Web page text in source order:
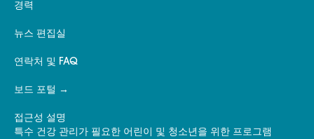
경력
뉴스 편집실
연락처 및 FAQ
보드 포털
접근성 설명
특수 건강 관리가 필요한 어린이 및 청소년을 위한 프로그램